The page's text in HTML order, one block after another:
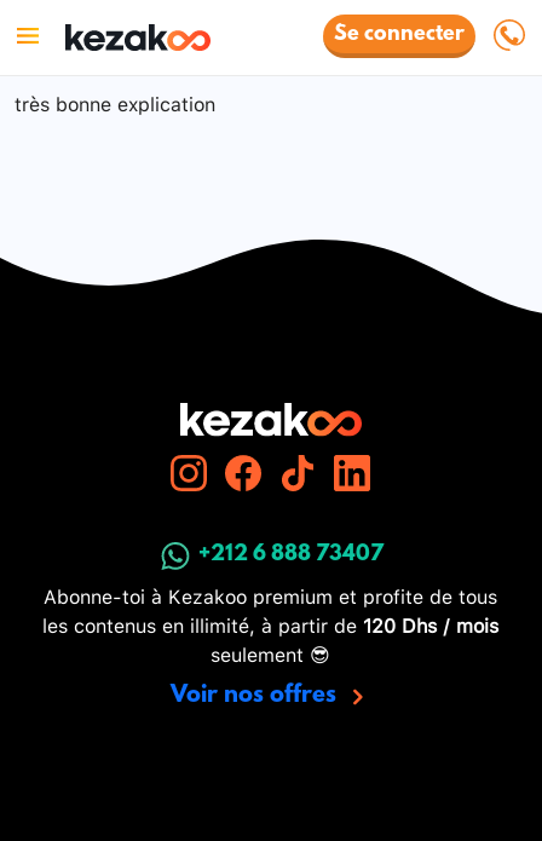
Se connecter
très bonne explication
+212 6 888 73407
Abonne-toi à Kezakoo premium et profite de tous
les contenus en illimité, à partir de 120 Dhs / mois
seulement 😎
Voir nos offres